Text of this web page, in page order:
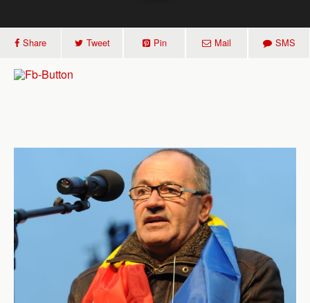
Share Tweet Pin Mail SMS